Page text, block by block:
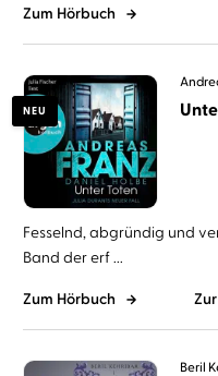
Zum Hörbuch
NEU
Fesselnd, abgründig und
Band der erf ...
Zum Hörbuch
Beril